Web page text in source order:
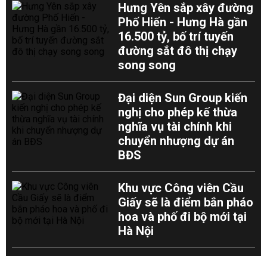
Hưng Yên sắp xây đường
Phố Hiến - Hưng Hà gần
16.500 tỷ, bố trí tuyến
đường sắt đô thị chạy
song song
Đại diện Sun Group kiến
nghị cho phép kế thừa
nghĩa vụ tài chính khi
chuyển nhượng dự án
BĐS
Khu vực Công viên Cầu
Giấy sẽ là điểm bắn pháo
hoa và phố đi bộ mới tại
Hà Nội